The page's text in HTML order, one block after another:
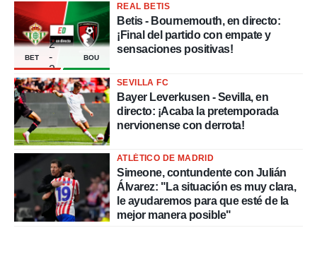
BET
2
-
2
BOU
REAL BETIS
Betis - Bournemouth, en directo:
¡Final del partido con empate y
sensaciones positivas!
SEVILLA FC
Bayer Leverkusen - Sevilla, en
directo: ¡Acaba la pretemporada
nervionense con derrota!
ATLÉTICO DE MADRID
Simeone, contundente con Julián
Álvarez: "La situación es muy clara,
le ayudaremos para que esté de la
mejor manera posible"